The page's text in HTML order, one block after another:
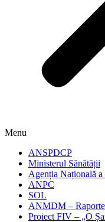
Menu
ANSPDCP
Ministerul Sănătății
Agenția Națională
ANPC
SOL
ANMDM –
Proiect FIV – „O